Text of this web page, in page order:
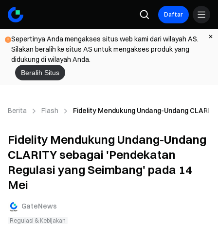
Daftar
Sepertinya Anda mengakses situs web kami dari wilayah AS.
Silakan beralih ke situs AS untuk mengakses produk yang
didukung di wilayah Anda.
Beralih Situs
Berita Flash Fidelity Mendukung Undang-Undang
Fidelity Mendukung Undang-Undang
CLARITY sebagai 'Pendekatan
Regulasi yang Seimbang' pada 14
Mei
GateNews
Regulasi & Kebijakan